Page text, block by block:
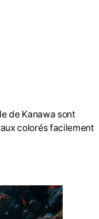
de Kanawa sont
colorés facilement